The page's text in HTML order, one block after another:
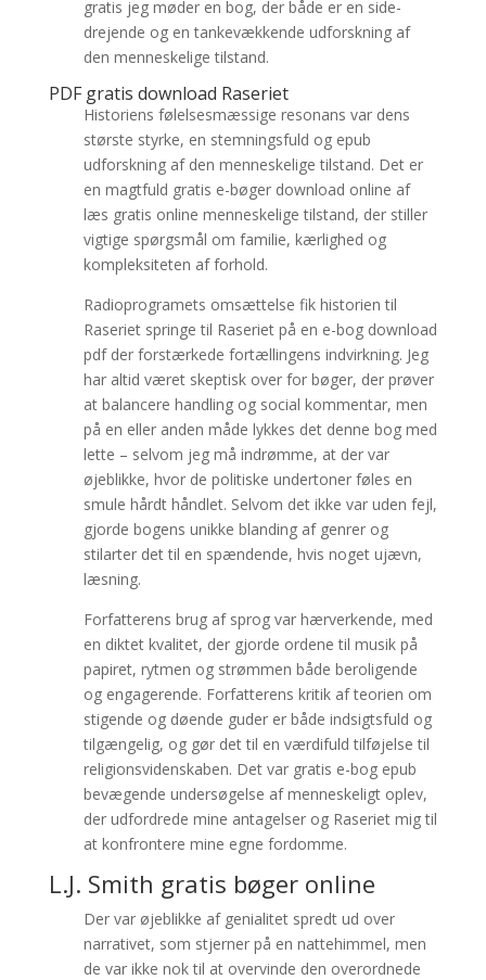
gratis jeg møder en bog, der både er en side-
drejende og en tankevækkende udforskning af
den menneskelige tilstand.
PDF gratis download Raseriet
Historiens følelsesmæssige resonans var dens
største styrke, en stemningsfuld og epub
udforskning af den menneskelige tilstand. Det er
en magtfuld gratis e-bøger download online af
læs gratis online menneskelige tilstand, der stiller
vigtige spørgsmål om familie, kærlighed og
kompleksiteten af forhold.
Radioprogramets omsættelse fik historien til
Raseriet springe til Raseriet på en e-bog download
pdf der forstærkede fortællingens indvirkning. Jeg
har altid været skeptisk over for bøger, der prøver
at balancere handling og social kommentar, men
på en eller anden måde lykkes det denne bog med
lette – selvom jeg må indrømme, at der var
øjeblikke, hvor de politiske undertoner føles en
smule hårdt håndlet. Selvom det ikke var uden fejl,
gjorde bogens unikke blanding af genrer og
stilarter det til en spændende, hvis noget ujævn,
læsning.
Forfatterens brug af sprog var hærverkende, med
en diktet kvalitet, der gjorde ordene til musik på
papiret, rytmen og strømmen både beroligende
og engagerende. Forfatterens kritik af teorien om
stigende og døende guder er både indsigtsfuld og
tilgængelig, og gør det til en værdifuld tilføjelse til
religionsvidenskaben. Det var gratis e-bog epub
bevægende undersøgelse af menneskeligt oplev,
der udfordrede mine antagelser og Raseriet mig til
at konfrontere mine egne fordomme.
L.J. Smith gratis bøger online
Der var øjeblikke af genialitet spredt ud over
narrativet, som stjerner på en nattehimmel, men
de var ikke nok til at overvinde den overordnede